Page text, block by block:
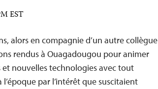
EST
alors en compagnie d’un autre collègue
rendus à Ouagadougou pour animer
et nouvelles technologies avec tout
l’époque par l’intérêt que suscitaient